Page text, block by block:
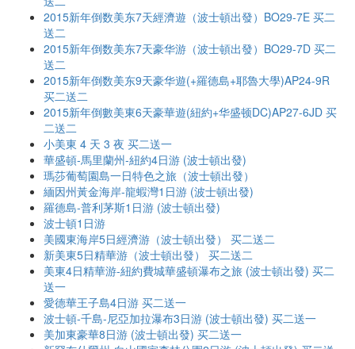
2015新年倒数美东7天經濟遊（波士頓出發）BO29-7E 买二
送二
2015新年倒数美东7天豪华游（波士頓出發）BO29-7D 买二
送二
2015新年倒数美东9天豪华遊(+羅德島+耶魯大學)AP24-9R
买二送二
2015新年倒數美東6天豪華遊(紐約+华盛顿DC)AP27-6JD 买
二送二
小美東 4 天 3 夜 买二送一
華盛頓-馬里蘭州-紐約4日游 (波士頓出發)
瑪莎葡萄園島一日特色之旅（波士頓出發）
緬因州黃金海岸-龍蝦灣1日游 (波士頓出發)
羅德島-普利茅斯1日游 (波士頓出發)
波士頓1日游
美國東海岸5日經濟游（波士頓出發） 买二送二
新美東5日精華游（波士頓出發） 买二送二
美東4日精華游-紐約費城華盛頓瀑布之旅 (波士頓出發) 买二
送一
愛德華王子島4日游 买二送一
波士頓-千島-尼亞加拉瀑布3日游 (波士頓出發) 买二送一
美加東豪華8日游 (波士頓出發) 买二送一